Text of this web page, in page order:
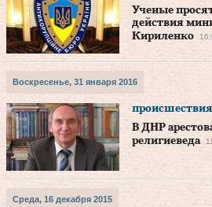
Ученые
действия
Кириленко
Воскресенье, 31 января 2016
происшествия
В ДНР
религиеведа
Среда, 16 декабря 2015